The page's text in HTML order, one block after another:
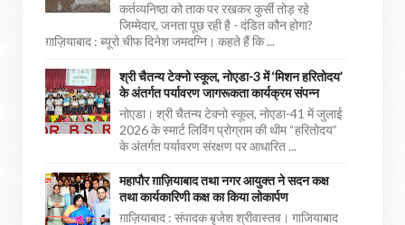
कर्तव्यनिष्ठा को ताक पर रखकर कुर्सी तोड़ रहे
जिम्मेदार, जनता पूछ रही है - दंडित कौन होगा?
ग़ाज़ियाबाद : ब्यूरो चीफ दिनेश जमदग्नि। कहते हैं कि ...
श्री चैतन्य टेक्नो स्कूल, नोएडा-3 में ‘मिशन हरितोदय’
के अंतर्गत पर्यावरण जागरूकता कार्यक्रम संपन्न
नोएडा। श्री चैतन्य टेक्नो स्कूल, नोएडा-41 में जुलाई
2026 के स्मार्ट लिविंग प्रोग्राम की थीम “हरितोदय”
के अंतर्गत पर्यावरण संरक्षण पर आधारित ...
महापौर ग़ाज़ियाबाद तथा नगर आयुक्त ने सदन कक्ष
तथा कार्यकारिणी कक्ष का किया लोकार्पण
ग़ाज़ियाबाद : संपादक बृजेश श्रीवास्तव। गाजियाबाद